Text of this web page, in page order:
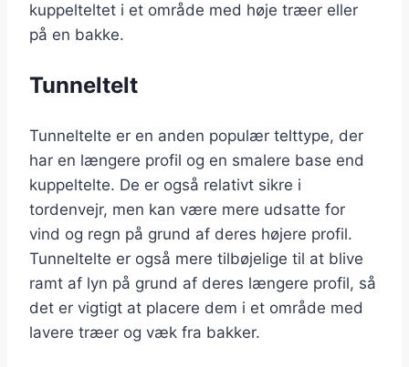
kuppelteltet i et område med høje træer eller
på en bakke.
Tunneltelt
Tunneltelte er en anden populær telttype, der
har en længere profil og en smalere base end
kuppeltelte. De er også relativt sikre i
tordenvejr, men kan være mere udsatte for
vind og regn på grund af deres højere profil.
Tunneltelte er også mere tilbøjelige til at blive
ramt af lyn på grund af deres længere profil, så
det er vigtigt at placere dem i et område med
lavere træer og væk fra bakker.